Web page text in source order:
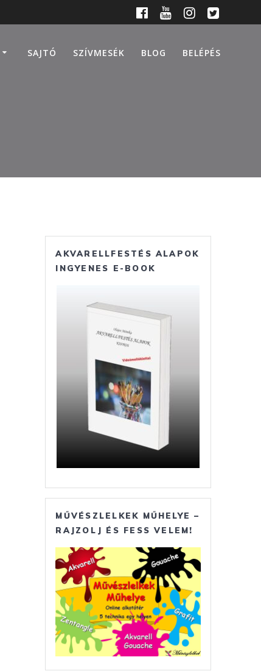
SAJTÓ SZÍVMESÉK BLOG BELÉPÉS
AKVARELLFESTÉS ALAPOK
INGYENES E-BOOK
MŰVÉSZLELKEK MŰHELYE –
RAJZOLJ ÉS FESS VELEM!